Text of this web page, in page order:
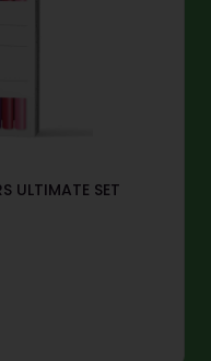
ULTIMATE SET